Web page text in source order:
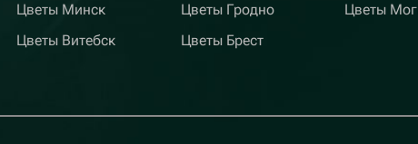
Цветы Минск
Цветы Витебск
Цветы Гродно
Цветы Брест
Цветы